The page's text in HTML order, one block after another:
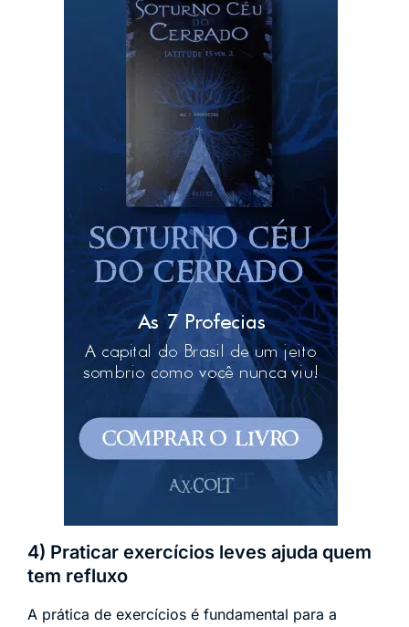
4) Praticar exercícios leves ajuda quem
tem refluxo
A prática de exercícios é fundamental para a